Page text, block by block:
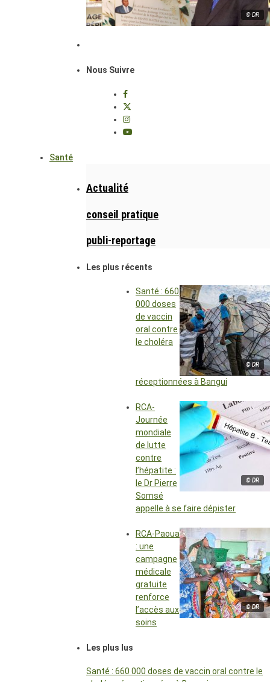
© DR
Nous Suivre
Santé
Actualité
conseil pratique
publi-reportage
Les plus récents
© DR
Santé : 660
000 doses
de vaccin
oral contre
le choléra
réceptionnées à Bangui
© DR
RCA-
Journée
mondiale
de lutte
contre
l’hépatite :
le Dr Pierre
Somsé
appelle à se faire dépister
© DR
RCA-Paoua
: une
campagne
médicale
gratuite
renforce
l’accès aux
soins
Les plus lus
Santé : 660 000 doses de vaccin oral contre le